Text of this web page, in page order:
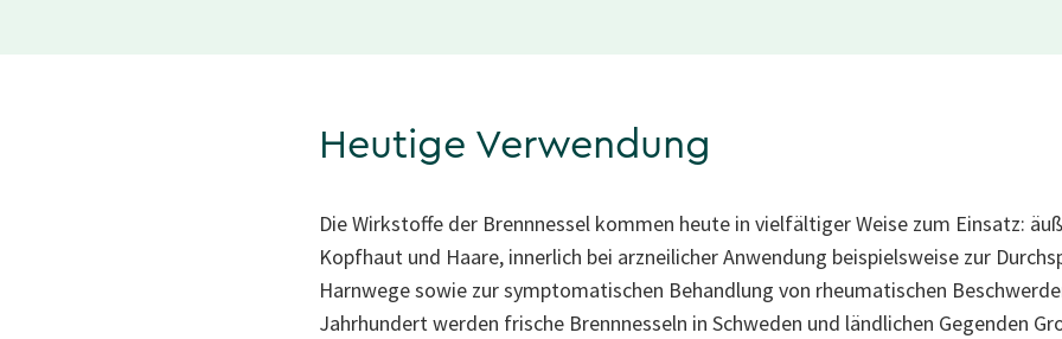
Heutige Verwendung
Die Wirkstoffe der Brennnessel kommen heute in vielfältiger Weise zum Einsatz:
Kopfhaut und Haare, innerlich bei arzneilicher Anwendung beispielsweise zur
Harnwege sowie zur symptomatischen Behandlung von rheumatischen
Jahrhundert werden frische Brennnesseln in Schweden und ländlichen Gegenden